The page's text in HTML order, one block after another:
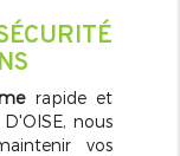
rapide et
nous
vos